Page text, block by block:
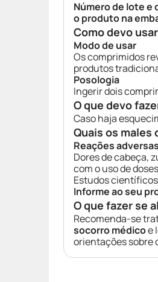
Número de lote e
o produto na
Como devo
Modo de usar
Os comprimidos
produtos
Posologia
Ingerir dois
O que devo
Caso haja
Quais os males
Reações adversas
Dores de cabeça,
com o uso de
Estudos
Informe ao seu
O que fazer se
Recomenda-se
socorro médicoe
orientações sobre